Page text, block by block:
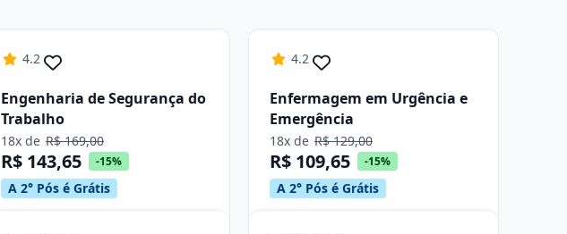
4.2
Engenharia de Segurança do
Trabalho
18x de R$ 169,00
R$ 143,65 -15%
A 2° Pós é Grátis
4.2
Enfermagem em Urgência e
Emergência
18x de R$ 129,00
R$ 109,65 -15%
A 2° Pós é Grátis